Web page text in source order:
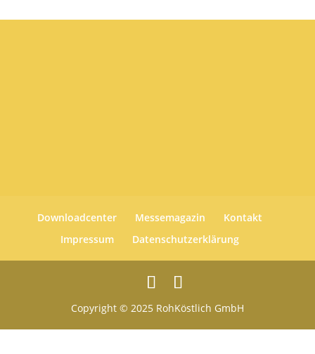
Downloadcenter Messemagazin
Kontakt
Impressum
Datenschutzerklärung
Copyright © 2025 RohKöstlich GmbH